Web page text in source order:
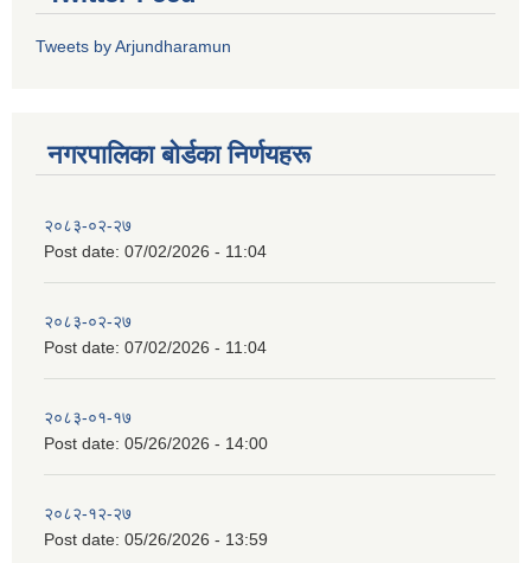
Tweets by Arjundharamun
नगरपालिका बाेर्डका निर्णयहरू
२०८३-०२-२७
Post date: 07/02/2026 - 11:04
२०८३-०२-२७
Post date: 07/02/2026 - 11:04
२०८३-०१-१७
Post date: 05/26/2026 - 14:00
२०८२-१२-२७
Post date: 05/26/2026 - 13:59